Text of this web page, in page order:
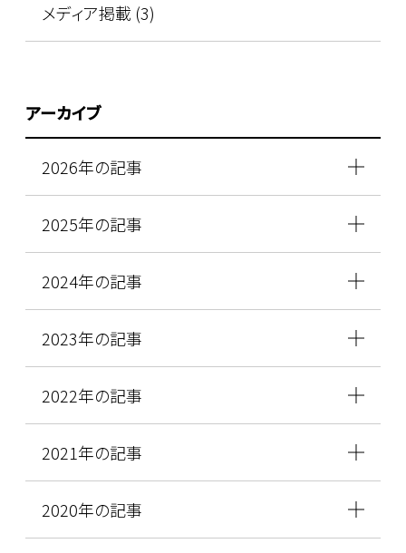
メディア掲載 (3)
アーカイブ
2026年の記事
2025年の記事
2024年の記事
2023年の記事
2022年の記事
2021年の記事
2020年の記事